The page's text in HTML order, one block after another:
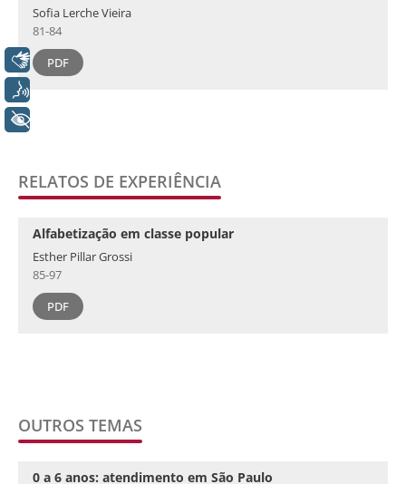
Sofia Lerche Vieira
81-84
PDF
RELATOS DE EXPERIÊNCIA
Alfabetização em classe popular
Esther Pillar Grossi
85-97
PDF
OUTROS TEMAS
0 a 6 anos: atendimento em São Paulo
Libras